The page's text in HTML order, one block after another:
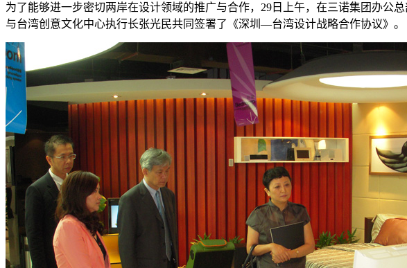
为了能够进一步密切两岸在设计领域的推广与合作，29日上午，在三诺集团办公
与台湾创意文化中心执行长张光民共同签署了《深圳—台湾设计战略合作协议》。